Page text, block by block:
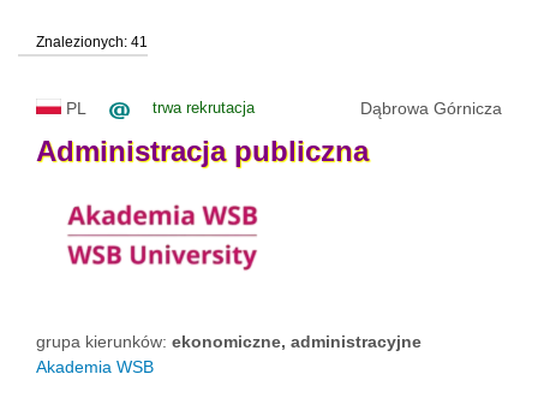
status uczelni
Znalezionych: 41
PL trwa rekrutacja Dąbrowa Górnicza
Administracja publiczna
grupa kierunków: ekonomiczne, administracyjne
Akademia WSB